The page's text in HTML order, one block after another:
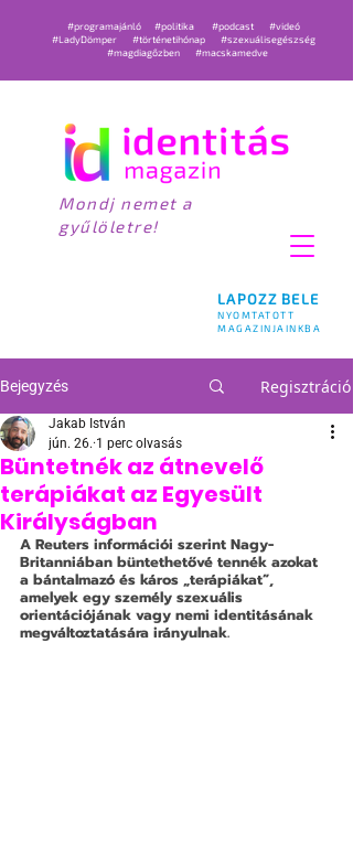
LAPOZZ BELE
NYOMTATOTT
MAGAZINJAINKBA
#programajánló #politika #podcast
#videó
#LadyDömper
#történetihónap
#szexuálisegészség
#magdiagőzben
#macskamedve
Mondj nemet a
gyűlöletre!
Bejegyzés Regisztráció
Büntetnék az átnevelő
terápiákat az Egyesült
Királyságban
Jakab István
jún. 26. 1 perc olvasás
A Reuters információi szerint Nagy-
Britanniában büntethetővé tennék azokat
a bántalmazó és káros „terápiákat”,
amelyek egy személy szexuális
orientációjának vagy nemi identitásának
megváltoztatására irányulnak.